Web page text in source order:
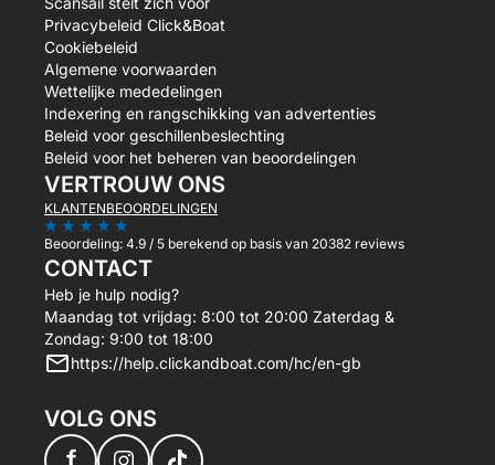
Privacybeleid Click&Boat
Cookiebeleid
Algemene voorwaarden
Wettelijke mededelingen
Indexering en rangschikking van advertenties
Beleid voor geschillenbeslechting
Beleid voor het beheren van beoordelingen
VERTROUW ONS
KLANTENBEOORDELINGEN
Beoordeling: 4.9 / 5 berekend op basis van 20382 reviews
CONTACT
Heb je hulp nodig?
Maandag tot vrijdag: 8:00 tot 20:00 Zaterdag &
Zondag: 9:00 tot 18:00
https://help.clickandboat.com/hc/en-gb
VOLG ONS